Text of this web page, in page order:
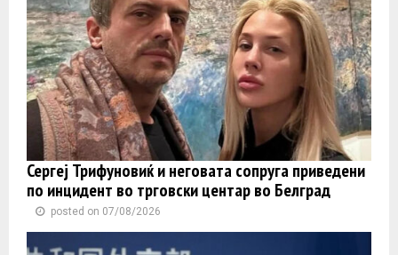
Сергеј Трифуновиќ и неговата сопруга приведени
по инцидент во трговски центар во Белград
posted on 07/08/2026